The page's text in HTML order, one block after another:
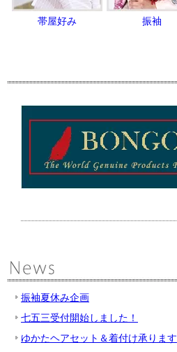
帯屋好み 振袖
振袖夏休み企画
七五三受付開始しました！
ゆかたヘアセット＆着付け承ります